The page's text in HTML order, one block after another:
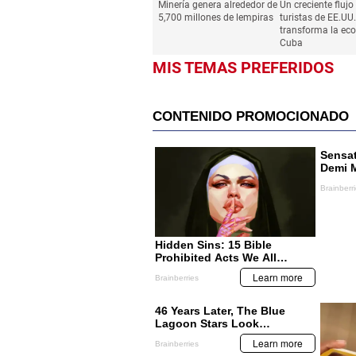
Minería genera alrededor de
5,700 millones de lempiras
Un creciente flujo
turistas de EE.UU.
transforma la
Cuba
MIS TEMAS PREFERIDOS